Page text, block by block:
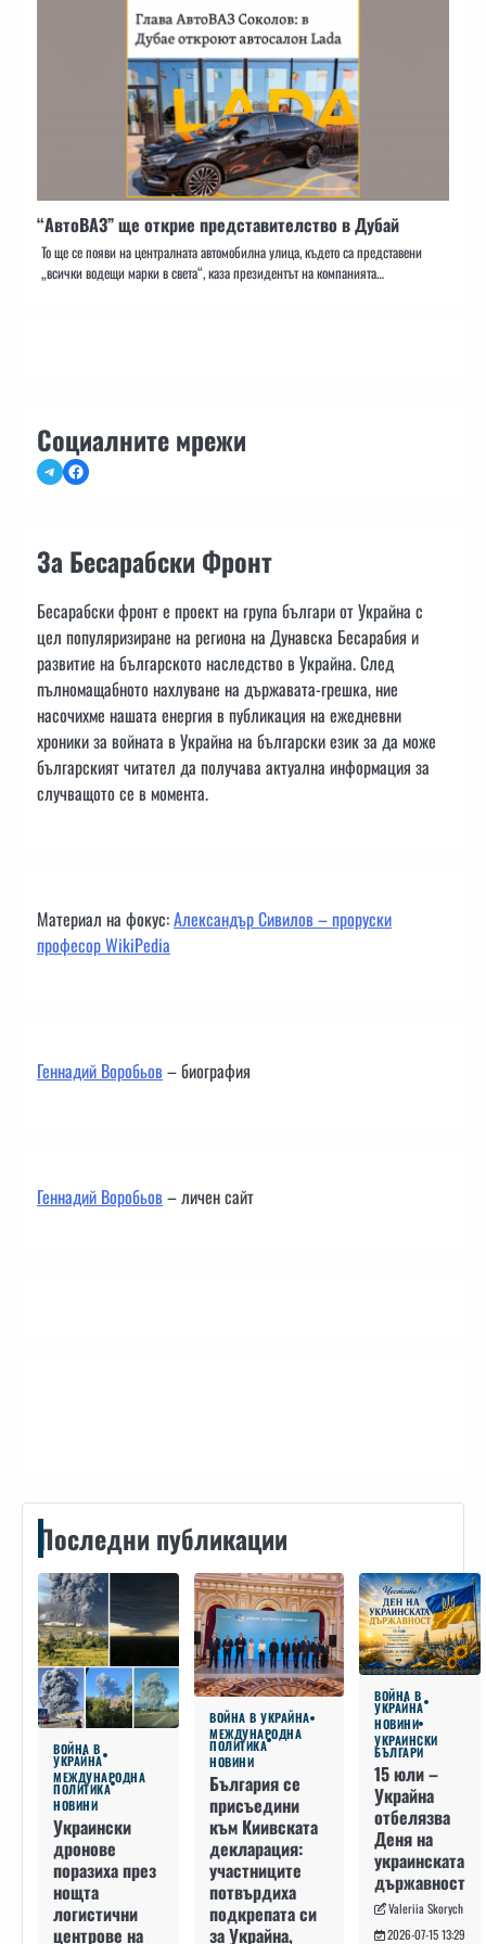
“АвтоВАЗ” ще открие представителство в Дубай
То ще се появи на централната автомобилна улица, където са представени
„всички водещи марки в света“, каза президентът на компанията…
Социалните мрежи
TelegramFacebook
За Бесарабски Фронт
Бесарабски фронт е проект на група българи от Украйна с
цел популяризиране на региона на Дунавска Бесарабия и
развитие на българското наследство в Украйна. След
пълномащабното нахлуване на държавата-грешка, ние
насочихме нашата енергия в публикация на ежедневни
хроники за войната в Украйна на български език за да може
българският читател да получава актуална информация за
случващото се в момента.
Материал на фокус:Александър Сивилов – проруски
професор WikiPedia
Геннадий Воробьов– биография
Геннадий Воробьов– личен сайт
Последни публикации
ВОЙНА В
УКРАЙНА
МЕЖДУНАРОДНА
ПОЛИТИКА
НОВИНИ
Украински
дронове
поразиха през
нощта
логистични
центрове на
ВОЙНА В УКРАЙНА
МЕЖДУНАРОДНА
ПОЛИТИКА
НОВИНИ
България се
присъедини
към Киивската
декларация:
участниците
потвърдиха
подкрепата си
за Украйна,
ВОЙНА В
УКРАЙНА
НОВИНИ
УКРАИНСКИ
БЪЛГАРИ
15 юли –
Украйна
отбелязва
Деня на
украинската
държавност
Valeriia Skorych
2026-07-15 13:29